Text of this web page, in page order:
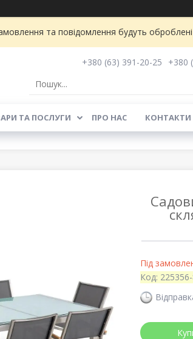
та повідомлення будуть
+380 (63) 391-20-25
+380
ТА ПОСЛУГИ ПРО НАС КОНТАКТИ
Під
Код: